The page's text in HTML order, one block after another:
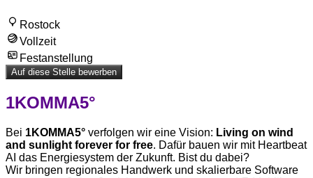
Rostock
Vollzeit
Festanstellung
Auf diese Stelle bewerben
1KOMMA5°
Bei 1KOMMA5° verfolgen wir eine Vision: Living on wind
and sunlight forever for free. Dafür bauen wir mit Heartbeat
AI das Energiesystem der Zukunft. Bist du dabei?
Wir bringen regionales Handwerk und skalierbare Software